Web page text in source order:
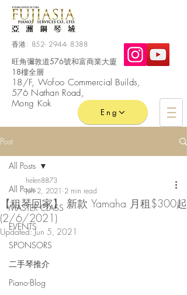
香港: 852- 2944- 8388
旺角彌敦道576號和富商業大廈
18樓全層
​18/F, Wofoo Commercial Builds,
576 Nathan Road,
Mong Kok
Eng
Post
All Posts
MASTER CLASS
EVENTS
SPONSORS
二手琴推介
Piano-Blog
All Posts
【租琴回家】 新款 Yamaha 月租$300起
(2/6/2021)
helen8873
Jun 2, 2021 2 min read
Updated:Jun 5, 2021